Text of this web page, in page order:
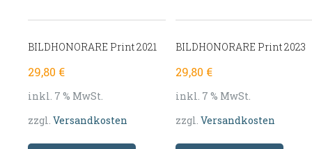
BILDHONORARE Print 2021
29,80 €
inkl. 7 % MwSt.
zzgl. Versandkosten
BILDHONORARE Print 2023
29,80 €
inkl. 7 % MwSt.
zzgl.Versandkosten